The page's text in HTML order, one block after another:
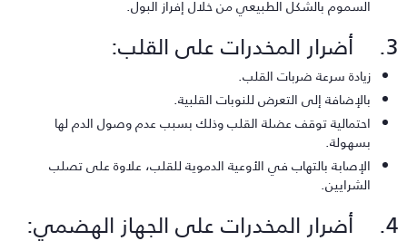
السموم بالشكل الطبيعي من خلال إفراز البول.
زيادة سرعة ضربات القلب.
بالإضافة إلى التعرض للنوبات القلبية.
احتمالية توقف عضلة القلب وذلك بسبب عدم وصول الدم لها
بسهولة.
الإصابة بالتهاب في الأوعية الدموية للقلب، علاوة على تصلب
الشرايين.